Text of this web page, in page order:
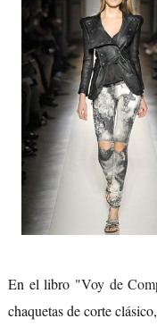
En el libro "Voy de
chaquetas de corte